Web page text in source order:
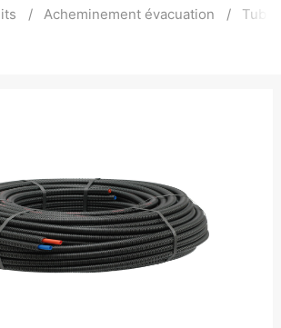
Acheminement évacuation Tube